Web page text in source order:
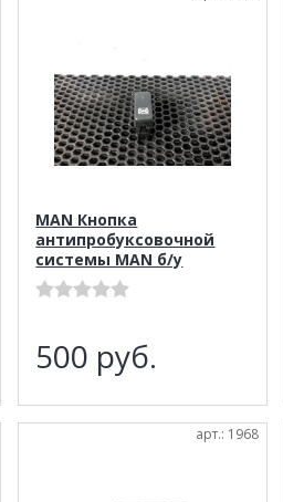
MAN Кнопка
антипробуксовочной
системы MAN б/у
500 руб.
арт.: 1968